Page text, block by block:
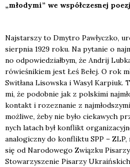
„mło­dy­mi” we współ­cze­snej
Naj­star­szy to Dmy­tro Paw­łycz­ko,
sierp­nia 1929 roku. Na pyta­nie o
no odpo­wie­dział­bym, że Andrij
rówie­śni­kiem jest Łeś Bełej. O rok
Swi­tła­na Lisow­ska i Wasyl Kar­piuk.
mi, że podob­nie jak z pol­ski­mi
kon­takt i roze­zna­nie z
moż­li­we, żeby nie było cie­ka­wych
nych latach był kon­flikt
ana­lo­gicz­ny do kon­flik­tu SPP – ZLP,
się od Naro­do­we­go Związ­ku
Sto­wa­rzy­sze­nie Pisa­rzy